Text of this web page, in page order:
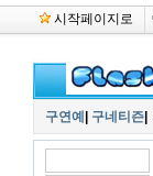
시작페이지로
구연예 구네티즌